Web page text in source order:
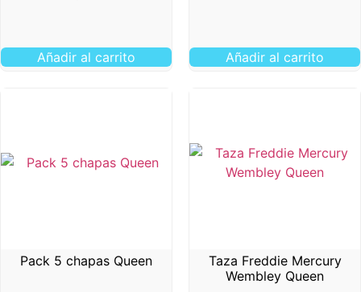
Añadir al carrito Añadir al carrito
Pack 5 chapas Queen
Taza Freddie Mercury
Wembley Queen